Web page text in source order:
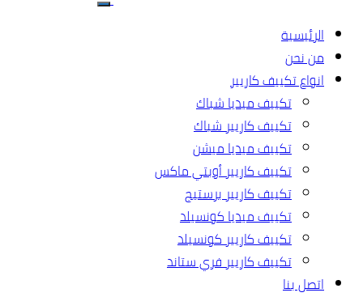
الرئيسية
من نحن
انواع تكييف كاريير
تكييف ميديا شباك
تكييف كاريير شباك
تكييف ميديا ميشن
تكييف كاريير أوبتي ماكس
تكييف كاريير برستيج
تكييف ميديا كونسيلد
تكييف كاريير كونسيلد
تكييف كاريير فري ستاند
اتصل بنا